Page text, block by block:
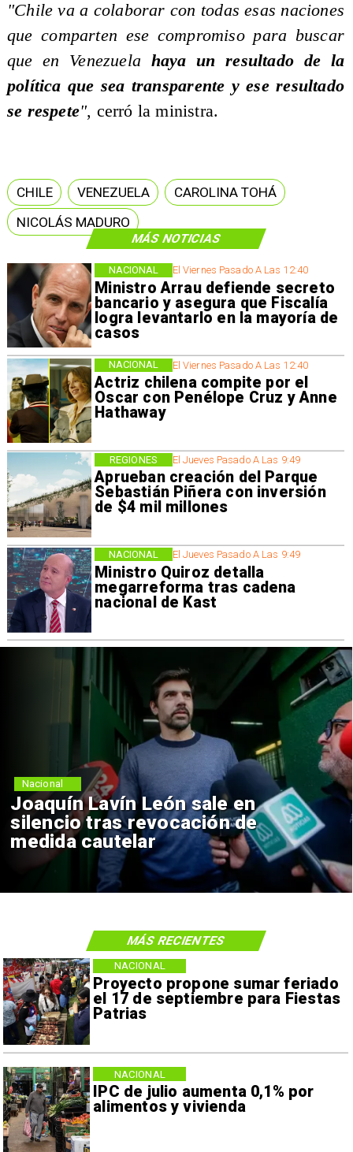
MÁS NOTICIAS
El Viernes Pasado A Las 12:40
Ministro Arrau defiende secreto
bancario y asegura que Fiscalía
logra levantarlo en la mayoría de
casos
NACIONAL
El Viernes Pasado A Las 12:40
Actriz chilena compite por el
Oscar con Penélope Cruz y Anne
Hathaway
NACIONAL
El Jueves Pasado A Las 9:49
Aprueban creación del Parque
Sebastián Piñera con inversión
de $4 mil millones
REGIONES
El Jueves Pasado A Las 9:49
Ministro Quiroz detalla
megarreforma tras cadena
nacional de Kast
NACIONAL
"Chile va a colaborar con todas esas naciones
que comparten ese compromiso para buscar
que en Venezuela haya un resultado de la
política que sea transparente y ese resultado
se respete", cerró la ministra.
CHILE VENEZUELA
CAROLINA TOHÁ
NICOLÁS MADURO
Joaquín Lavín León sale en
silencio tras revocación de
medida cautelar
Nacional
Proyecto propone sumar feriado
el 17 de septiembre para Fiestas
Patrias
NACIONAL
IPC de julio aumenta 0,1% por
alimentos y vivienda
NACIONAL
MÁS RECIENTES